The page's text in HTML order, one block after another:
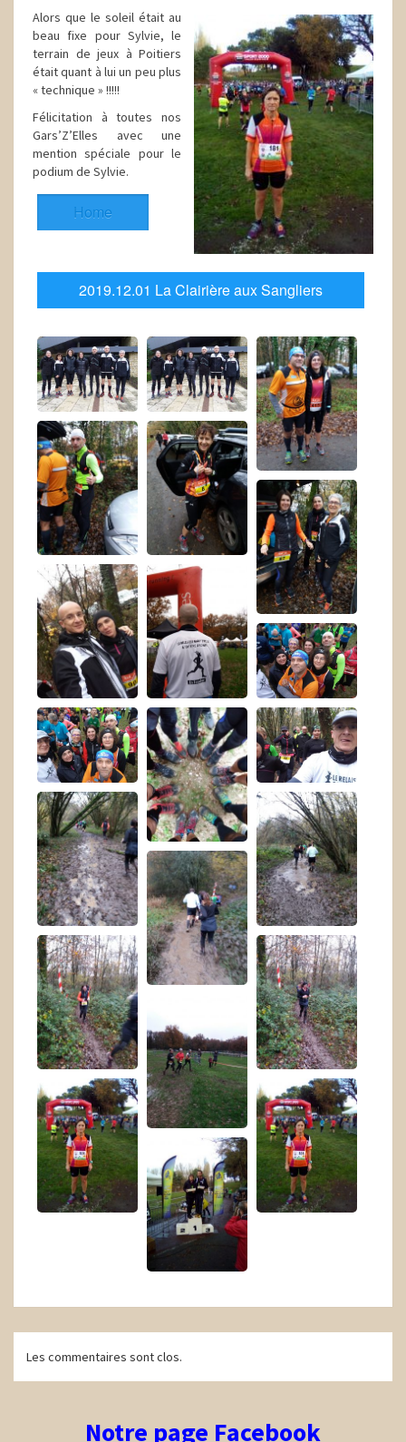
Alors que le soleil était au
beau fixe pour Sylvie, le
terrain de jeux à Poitiers
était quant à lui un peu plus
« technique » !!!!!
Félicitation à toutes nos
Gars’Z’Elles avec une
mention spéciale pour le
podium de Sylvie.
Home
2019.12.01 La Clairière aux Sangliers
Navigation
d'article
Les commentaires sont clos.
Notre page Facebook